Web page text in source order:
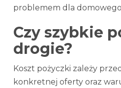
problemem dla
Czy szybkie
drogie?
Koszt pożyczki zależy
konkretnej oferty oraz